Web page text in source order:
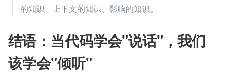
的知识、上下文的知识、影响的知识。
结语：当代码学会"说话"，我们
该学会"倾听"